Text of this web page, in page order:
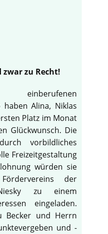
zu Recht!
haben Alina, Niklas
Platz im Monat
Glückwunsch. Die
vorbildliches
Freizeitgestaltung
würden sie
der
zu einem
eingeladen.
Becker und Herrn
und -